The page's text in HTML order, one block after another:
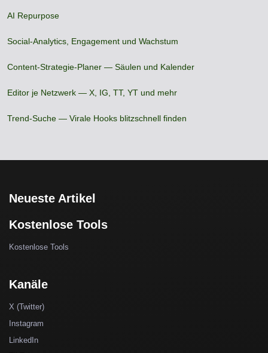
AI Repurpose
Social-Analytics, Engagement und Wachstum
Content-Strategie-Planer — Säulen und Kalender
Editor je Netzwerk — X, IG, TT, YT und mehr
Trend-Suche — Virale Hooks blitzschnell finden
Neueste Artikel
Kostenlose Tools
Kostenlose Tools
Kanäle
X (Twitter)
Instagram
LinkedIn